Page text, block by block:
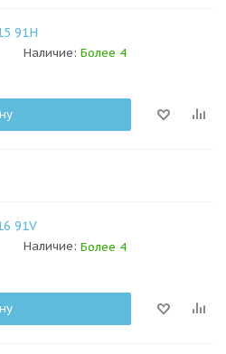
91H
Наличие: Более 4
91V
Наличие: Более 4